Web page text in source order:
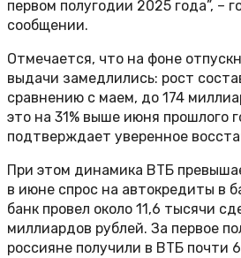
первом полугодии 2025 года”, –
сообщении.
Отмечается, что на фоне
выдачи замедлились: рост
сравнению с маем, до 174
это на 31% выше июня прошлого
подтверждает уверенное
При этом динамика ВТБ
в июне спрос на автокредиты в
банк провел около 11,6 тысячи
миллиардов рублей. За первое
россияне получили в ВТБ почти